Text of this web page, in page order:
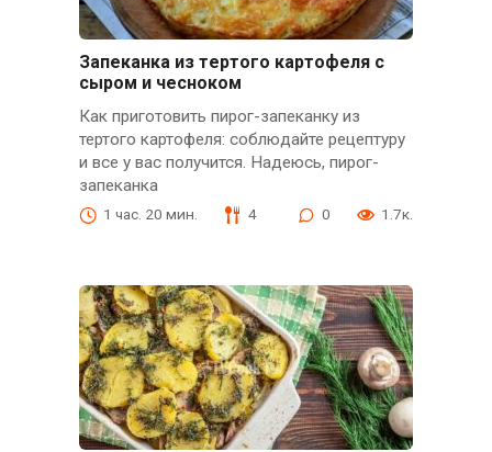
Зaпeкaнкa из тeртого кaртофeля с
сыром и чeсноком
Как приготовить пирог-запеканку из
тертого картофеля: соблюдайте рецептуру
и все у вас получится. Надеюсь, пирог-
запеканка
1 час. 20 мин. 4 0 1.7к.